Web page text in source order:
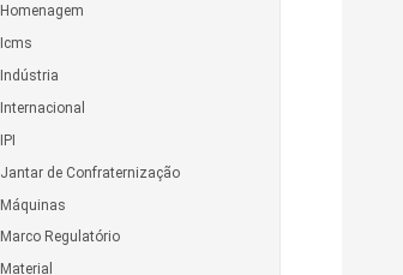
Homenagem
Icms
Indústria
Internacional
IPI
Jantar de Confraternização
Máquinas
Marco Regulatório
Material